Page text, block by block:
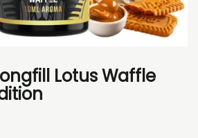
Lotus Waffle